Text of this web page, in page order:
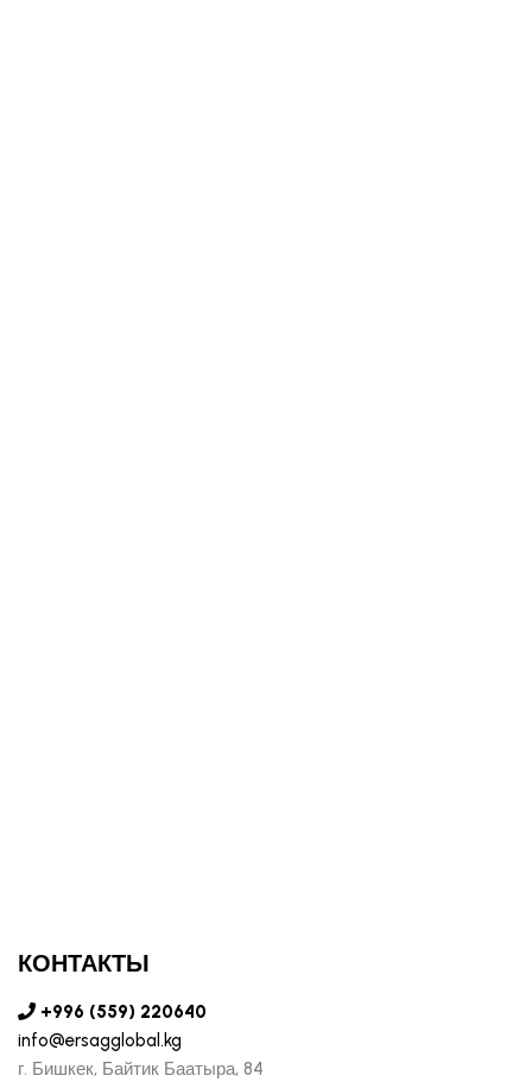
КОНТАКТЫ
+996 (559) 220640
info@ersagglobal.kg
г. ​Бишкек, Байтик Баатыра, 84